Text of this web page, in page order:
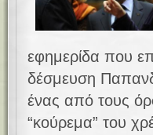
εφημερίδα που
δέσμευση
ένας από τους
“κούρεμα” του